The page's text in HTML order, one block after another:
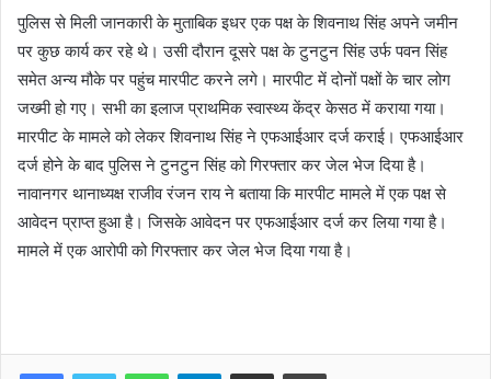
पुलिस से मिली जानकारी के मुताबिक इधर एक पक्ष के शिवनाथ सिंह अपने जमीन
पर कुछ कार्य कर रहे थे। उसी दौरान दूसरे पक्ष के टुनटुन सिंह उर्फ पवन सिंह
समेत अन्य मौके पर पहुंच मारपीट करने लगे। मारपीट में दोनों पक्षों के चार लोग
जख्मी हो गए। सभी का इलाज प्राथमिक स्वास्थ्य केंद्र केसठ में कराया गया।
मारपीट के मामले को लेकर शिवनाथ सिंह ने एफआईआर दर्ज कराई। एफआईआर
दर्ज होने के बाद पुलिस ने टुनटुन सिंह को गिरफ्तार कर जेल भेज दिया है।
नावानगर थानाध्यक्ष राजीव रंजन राय ने बताया कि मारपीट मामले में एक पक्ष से
आवेदन प्राप्त हुआ है। जिसके आवेदन पर एफआईआर दर्ज कर लिया गया है।
मामले में एक आरोपी को गिरफ्तार कर जेल भेज दिया गया है।
Telegram